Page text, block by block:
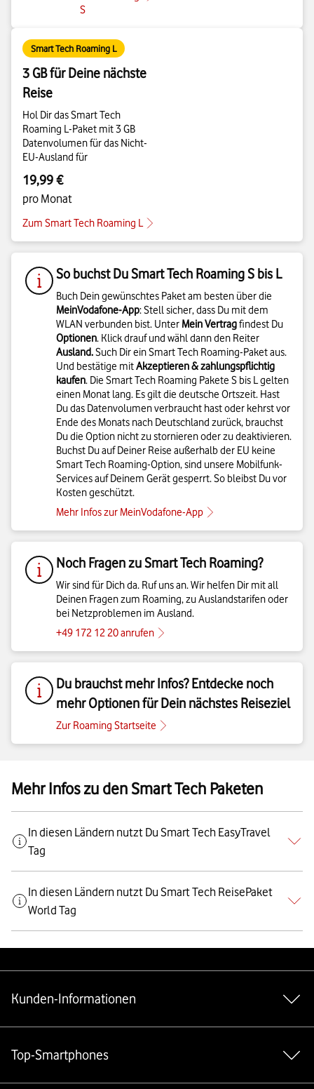
S
Smart Tech Roaming L
3 GB für Deine nächste
Reise
Hol Dir das Smart Tech
Roaming L-Paket mit 3 GB
Datenvolumen für das Nicht-
EU-Ausland für
19,99 €
pro Monat
Zum Smart Tech Roaming L
So buchst Du Smart Tech Roaming S bis L
Buch Dein gewünschtes Paket am besten über die
MeinVodafone-App: Stell sicher, dass Du mit dem
WLAN verbunden bist. Unter Mein Vertragfindest Du
Optionen. Klick drauf und wähl dann den Reiter
Ausland.Such Dir ein Smart Tech Roaming-Paket aus.
Und bestätige mitAkzeptieren & zahlungspflichtig
kaufen. Die Smart Tech Roaming Pakete S bis L gelten
einen Monat lang. Es gilt die deutsche Ortszeit. Hast
Du das Datenvolumen verbraucht hast oder kehrst vor
Ende des Monats nach Deutschland zurück, brauchst
Du die Option nicht zu stornieren oder zu deaktivieren.
Buchst Du auf Deiner Reise außerhalb der EU keine
Smart Tech Roaming-Option, sind unsere Mobilfunk-
Services auf Deinem Gerät gesperrt. So bleibst Du vor
Kosten geschützt.
Mehr Infos zur MeinVodafone-App
Noch Fragen zu Smart Tech Roaming?
Wir sind für Dich da. Ruf uns an. Wir helfen Dir mit all
Deinen Fragen zum Roaming, zu Auslandstarifen oder
bei Netzproblemen im Ausland.
+49 172 12 20 anrufen
Du brauchst mehr Infos? Entdecke noch
mehr Optionen für Dein nächstes Reiseziel
Zur Roaming Startseite
Mehr Infos zu den Smart Tech Paketen
In diesen Ländern nutzt Du Smart Tech EasyTravel
Tag
In diesen Ländern nutzt Du Smart Tech ReisePaket
World Tag
Kunden-Informationen
Top-Smartphones